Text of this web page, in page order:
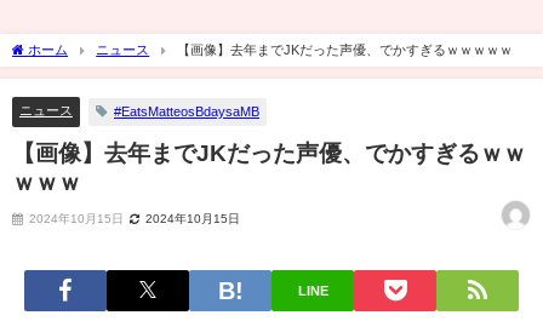
ホーム ニュース 【画像】去年までJKだった声優、でかすぎるｗｗｗｗｗ
ニュース #EatsMatteosBdaysaMB
【画像】去年までJKだった声優、でかすぎるｗｗ
ｗｗｗ
2024年10月15日 2024年10月15日
LINE